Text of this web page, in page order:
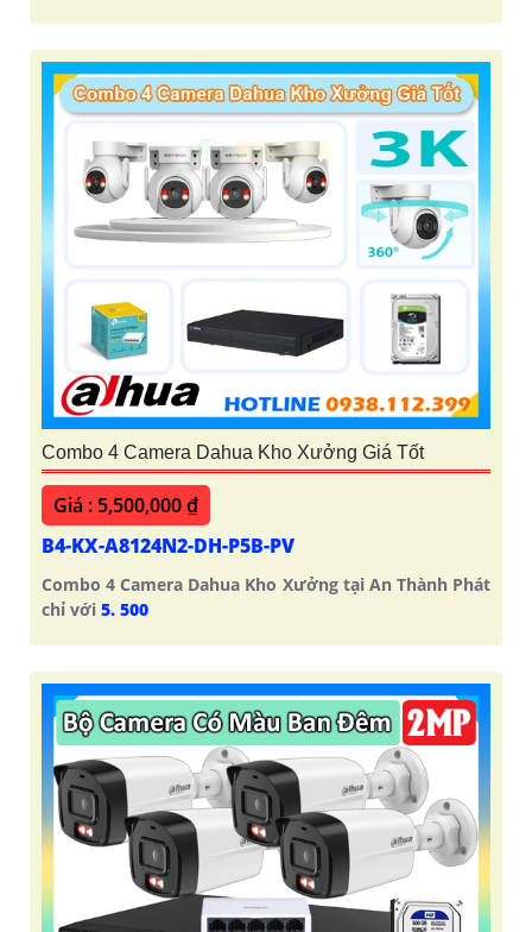
Combo 4 Camera Dahua Kho Xưởng Giá Tốt
Giá : 5,500,000 ₫
B4-KX-A8124N2-DH-P5B-PV
Combo 4 Camera Dahua Kho Xưởng tại An Thành Phát
chỉ với 5. 500